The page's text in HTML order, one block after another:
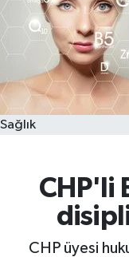
Sağlık
CHP'li
CHP üyesi